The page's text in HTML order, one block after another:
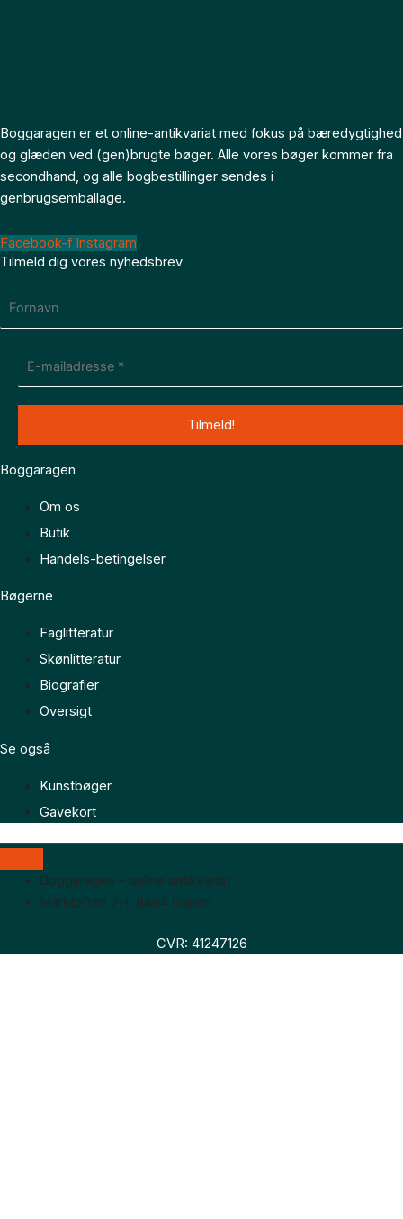
Boggaragen er et online-antikvariat med fokus på bæredygtighed
og glæden ved (gen)brugte bøger. Alle vores bøger kommer fra
secondhand, og alle bogbestillinger sendes i
genbrugsemballage.
Facebook-f Instagram
Tilmeld dig vores nyhedsbrev
Boggaragen
Om os
Butik
Handels-betingelser
Bøgerne
Faglitteratur
Skønlitteratur
Biografier
Oversigt
Se også
Kunstbøger
Gavekort
Boggaragen – online antikvariat
Marktoften 7H, 8464 Galten
CVR: 41247126